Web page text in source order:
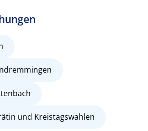
und Kreistagswahlen